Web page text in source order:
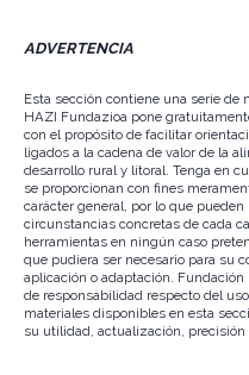
ADVERTENCIA
Esta sección contiene una serie
HAZI Fundazioa pone
con el propósito de facilitar
ligados a la cadena de valor de la
desarrollo rural y litoral. Tenga en
se proporcionan con fines
carácter general, por lo que
circunstancias concretas de cada
herramientas en ningún caso
que pudiera ser necesario para su
aplicación o adaptación.
de responsabilidad respecto del
materiales disponibles en esta
su utilidad, actualización, precisión